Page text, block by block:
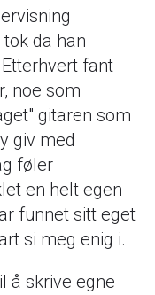
da han
fant
noe som
gitaren som
giv med
føler
en helt egen
funnet sitt eget
si meg enig i.
å skrive egne